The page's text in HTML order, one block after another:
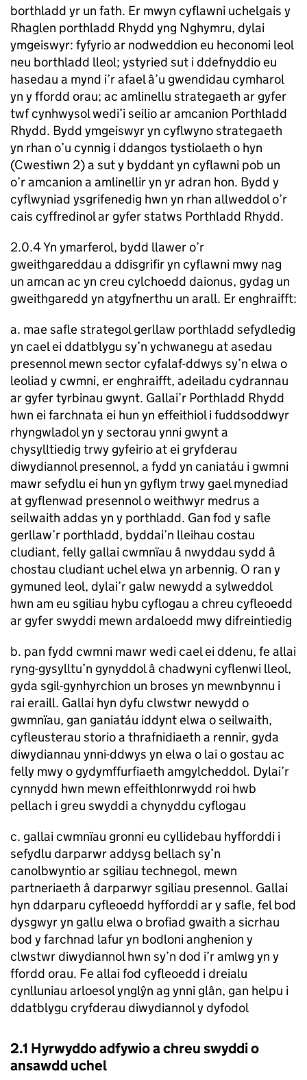
borthladd yr un fath. Er mwyn cyflawni uchelgais y
Rhaglen porthladd Rhydd yng Nghymru, dylai
ymgeiswyr: fyfyrio ar nodweddion eu heconomi leol
neu borthladd lleol; ystyried sut i ddefnyddio eu
hasedau a mynd i’r afael â’u gwendidau cymharol
yn y ffordd orau; ac amlinellu strategaeth ar gyfer
twf cynhwysol wedi’i seilio ar amcanion Porthladd
Rhydd. Bydd ymgeiswyr yn cyflwyno strategaeth
yn rhan o’u cynnig i ddangos tystiolaeth o hyn
(Cwestiwn 2) a sut y byddant yn cyflawni pob un
o’r amcanion a amlinellir yn yr adran hon. Bydd y
cyflwyniad ysgrifenedig hwn yn rhan allweddol o’r
cais cyffredinol ar gyfer statws Porthladd Rhydd.
2.0.4 Yn ymarferol, bydd llawer o’r
gweithgareddau a ddisgrifir yn cyflawni mwy nag
un amcan ac yn creu cylchoedd daionus, gydag un
gweithgaredd yn atgyfnerthu un arall. Er enghraifft:
a. mae safle strategol gerllaw porthladd sefydledig
yn cael ei ddatblygu sy’n ychwanegu at asedau
presennol mewn sector cyfalaf-ddwys sy’n elwa o
leoliad y cwmni, er enghraifft, adeiladu cydrannau
ar gyfer tyrbinau gwynt. Gallai’r Porthladd Rhydd
hwn ei farchnata ei hun yn effeithiol i fuddsoddwyr
rhyngwladol yn y sectorau ynni gwynt a
chysylltiedig trwy gyfeirio at ei gryfderau
diwydiannol presennol, a fydd yn caniatáu i gwmni
mawr sefydlu ei hun yn gyflym trwy gael mynediad
at gyflenwad presennol o weithwyr medrus a
seilwaith addas yn y porthladd. Gan fod y safle
gerllaw’r porthladd, byddai’n lleihau costau
cludiant, felly gallai cwmnïau â nwyddau sydd â
chostau cludiant uchel elwa yn arbennig. O ran y
gymuned leol, dylai’r galw newydd a sylweddol
hwn am eu sgiliau hybu cyflogau a chreu cyfleoedd
ar gyfer swyddi mewn ardaloedd mwy difreintiedig
b. pan fydd cwmni mawr wedi cael ei ddenu, fe allai
ryng-gysylltu’n gynyddol â chadwyni cyflenwi lleol,
gyda sgil-gynhyrchion un broses yn mewnbynnu i
rai eraill. Gallai hyn dyfu clwstwr newydd o
gwmnïau, gan ganiatáu iddynt elwa o seilwaith,
cyfleusterau storio a thrafnidiaeth a rennir, gyda
diwydiannau ynni-ddwys yn elwa o lai o gostau ac
felly mwy o gydymffurfiaeth amgylcheddol. Dylai’r
cynnydd hwn mewn effeithlonrwydd roi hwb
pellach i greu swyddi a chynyddu cyflogau
c. gallai cwmnïau gronni eu cyllidebau hyfforddi i
sefydlu darparwr addysg bellach sy’n
canolbwyntio ar sgiliau technegol, mewn
partneriaeth â darparwyr sgiliau presennol. Gallai
hyn ddarparu cyfleoedd hyfforddi ar y safle, fel bod
dysgwyr yn gallu elwa o brofiad gwaith a sicrhau
bod y farchnad lafur yn bodloni anghenion y
clwstwr diwydiannol hwn sy’n dod i’r amlwg yn y
ffordd orau. Fe allai fod cyfleoedd i dreialu
cynlluniau arloesol ynglŷn ag ynni glân, gan helpu i
ddatblygu cryfderau diwydiannol y dyfodol
2.1 Hyrwyddo adfywio a chreu swyddi o
ansawdd uchel